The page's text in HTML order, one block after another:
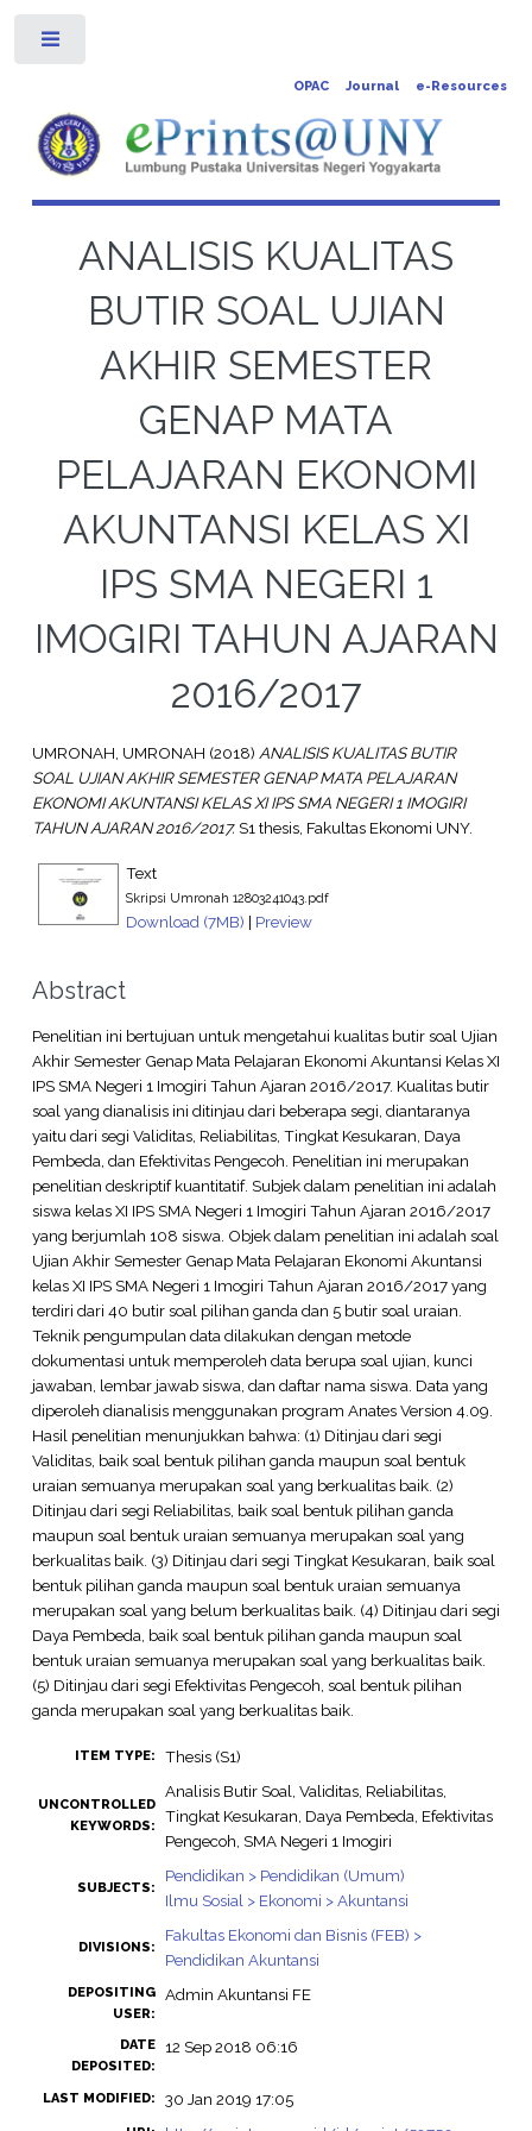
OPAC Journal e-Resources
ANALISIS KUALITAS
BUTIR SOAL UJIAN
AKHIR SEMESTER
GENAP MATA
PELAJARAN EKONOMI
AKUNTANSI KELAS XI
IPS SMA NEGERI 1
IMOGIRI TAHUN AJARAN
2016/2017
UMRONAH, UMRONAH (2018) ANALISIS KUALITAS BUTIR
SOAL UJIAN AKHIR SEMESTER GENAP MATA PELAJARAN
EKONOMI AKUNTANSI KELAS XI IPS SMA NEGERI 1 IMOGIRI
TAHUN AJARAN 2016/2017.S1 thesis, Fakultas Ekonomi UNY.
Text
Skripsi Umronah 12803241043.pdf
Download (7MB) | Preview
Abstract
Penelitian ini bertujuan untuk mengetahui kualitas butir soal Ujian
Akhir Semester Genap Mata Pelajaran Ekonomi Akuntansi Kelas XI
IPS SMA Negeri 1 Imogiri Tahun Ajaran 2016/2017. Kualitas butir
soal yang dianalisis ini ditinjau dari beberapa segi, diantaranya
yaitu dari segi Validitas, Reliabilitas, Tingkat Kesukaran, Daya
Pembeda, dan Efektivitas Pengecoh. Penelitian ini merupakan
penelitian deskriptif kuantitatif. Subjek dalam penelitian ini adalah
siswa kelas XI IPS SMA Negeri 1 Imogiri Tahun Ajaran 2016/2017
yang berjumlah 108 siswa. Objek dalam penelitian ini adalah soal
Ujian Akhir Semester Genap Mata Pelajaran Ekonomi Akuntansi
kelas XI IPS SMA Negeri 1 Imogiri Tahun Ajaran 2016/2017 yang
terdiri dari 40 butir soal pilihan ganda dan 5 butir soal uraian.
Teknik pengumpulan data dilakukan dengan metode
dokumentasi untuk memperoleh data berupa soal ujian, kunci
jawaban, lembar jawab siswa, dan daftar nama siswa. Data yang
diperoleh dianalisis menggunakan program Anates Version 4.09.
Hasil penelitian menunjukkan bahwa: (1) Ditinjau dari segi
Validitas, baik soal bentuk pilihan ganda maupun soal bentuk
uraian semuanya merupakan soal yang berkualitas baik. (2)
Ditinjau dari segi Reliabilitas, baik soal bentuk pilihan ganda
maupun soal bentuk uraian semuanya merupakan soal yang
berkualitas baik. (3) Ditinjau dari segi Tingkat Kesukaran, baik soal
bentuk pilihan ganda maupun soal bentuk uraian semuanya
merupakan soal yang belum berkualitas baik. (4) Ditinjau dari segi
Daya Pembeda, baik soal bentuk pilihan ganda maupun soal
bentuk uraian semuanya merupakan soal yang berkualitas baik.
(5) Ditinjau dari segi Efektivitas Pengecoh, soal bentuk pilihan
ganda merupakan soal yang berkualitas baik.
ITEM TYPE: Thesis (S1)
UNCONTROLLED
KEYWORDS:
Analisis Butir Soal, Validitas, Reliabilitas,
Tingkat Kesukaran, Daya Pembeda, Efektivitas
Pengecoh, SMA Negeri 1 Imogiri
SUBJECTS:
Pendidikan > Pendidikan (Umum)
Ilmu Sosial > Ekonomi > Akuntansi
DIVISIONS:
Fakultas Ekonomi dan Bisnis (FEB) >
Pendidikan Akuntansi
DEPOSITING
USER:
Admin Akuntansi FE
DATE
DEPOSITED:
12 Sep 2018 06:16
LAST MODIFIED: 30 Jan 2019 17:05